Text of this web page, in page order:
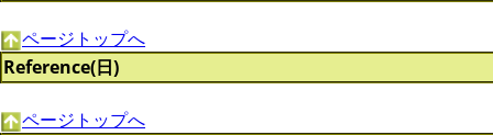
ページトップへ
Reference(日)
ページトップへ